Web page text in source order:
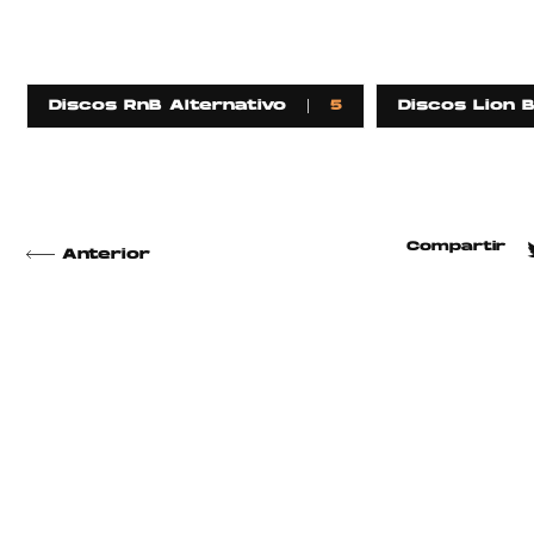
Discos RnB Alternativo 5 Discos Lion
Anterior
Compartir